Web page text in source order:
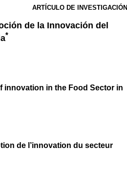
ARTÍCULO DE INVESTIGACIÓN
de la Innovación del
*
innovation in the Food Sector in
de l’innovation du secteur